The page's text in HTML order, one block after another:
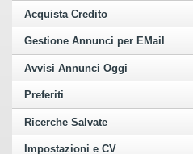
Acquista Credito
Gestione Annunci per EMail
Avvisi Annunci Oggi
Preferiti
Ricerche Salvate
Impostazioni e CV